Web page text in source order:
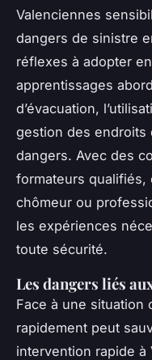
Valenciennes
dangers de sinistre
réflexes à adopter
apprentissages
d’évacuation,
gestion des endroits
dangers. Avec des
formateurs qualifiés,
chômeur ou
les expériences
toute sécurité.
Les dangers liés
Face à une situation
rapidement peut
intervention rapide à